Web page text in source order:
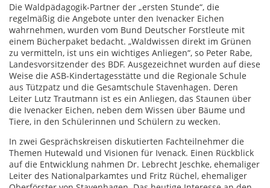
Die Waldpädagogik-Partner der „ersten Stunde“, die
regelmäßig die Angebote unter den Ivenacker Eichen
wahrnehmen, wurden vom Bund Deutscher Forstleute mit
einem Bücherpaket bedacht. „Waldwissen direkt im Grünen
zu vermitteln, ist uns ein wichtiges Anliegen“, so Peter Rabe,
Landesvorsitzender des BDF. Ausgezeichnet wurden auf diese
Weise die ASB-Kindertagesstätte und die Regionale Schule
aus Tützpatz und die Gesamtschule Stavenhagen. Deren
Leiter Lutz Trautmann ist es ein Anliegen, das Staunen über
die Ivenacker Eichen, neben dem Wissen über Bäume und
Tiere, in den Schülerinnen und Schülern zu wecken.
In zwei Gesprächskreisen diskutierten Fachteilnehmer die
Themen Hutewald und Visionen für Ivenack. Einen Rückblick
auf die Entwicklung nahmen Dr. Lebrecht Jeschke, ehemaliger
Leiter des Nationalparkamtes und Fritz Rüchel, ehemaliger